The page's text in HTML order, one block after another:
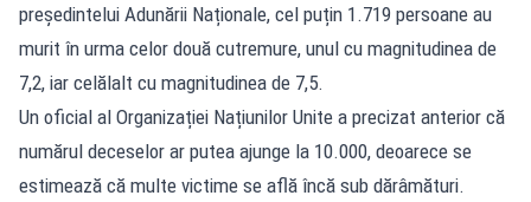
președintelui Adunării Naționale, cel puțin 1.719 persoane au
murit în urma celor două cutremure, unul cu magnitudinea de
7,2, iar celălalt cu magnitudinea de 7,5.
Un oficial al Organizației Națiunilor Unite a precizat anterior că
numărul deceselor ar putea ajunge la 10.000, deoarece se
estimează că multe victime se află încă sub dărâmături.